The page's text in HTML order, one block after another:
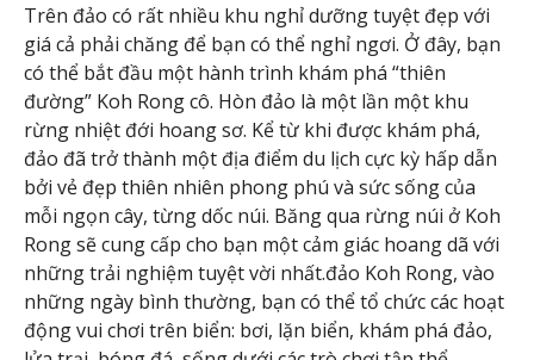
Trên đảo có rất nhiều khu nghỉ dưỡng tuyệt đẹp với
giá cả phải chăng để bạn có thể nghỉ ngơi. Ở đây, bạn
có thể bắt đầu một hành trình khám phá “thiên
đường” Koh Rong cô. Hòn đảo là một lần một khu
rừng nhiệt đới hoang sơ. Kể từ khi được khám phá,
đảo đã trở thành một địa điểm du lịch cực kỳ hấp dẫn
bởi vẻ đẹp thiên nhiên phong phú và sức sống của
mỗi ngọn cây, từng dốc núi. Băng qua rừng núi ở Koh
Rong sẽ cung cấp cho bạn một cảm giác hoang dã với
những trải nghiệm tuyệt vời nhất.đảo Koh Rong, vào
những ngày bình thường, bạn có thể tổ chức các hoạt
động vui chơi trên biển: bơi, lặn biển, khám phá đảo,